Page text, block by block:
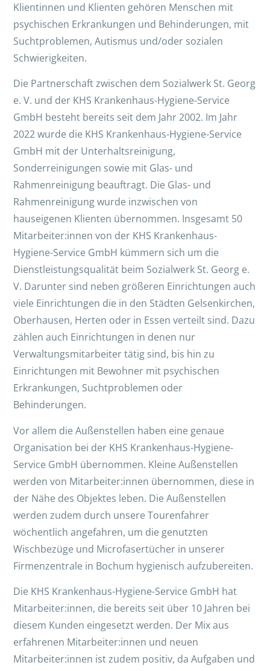
Klientinnen und Klienten gehören Menschen mit
psychischen Erkrankungen und Behinderungen, mit
Suchtproblemen, Autismus und/oder sozialen
Schwierigkeiten.
Die Partnerschaft zwischen dem Sozialwerk St. Georg
e. V. und der KHS Krankenhaus-Hygiene-Service
GmbH besteht bereits seit dem Jahr 2002. Im Jahr
2022 wurde die KHS Krankenhaus-Hygiene-Service
GmbH mit der Unterhaltsreinigung,
Sonderreinigungen sowie mit Glas- und
Rahmenreinigung beauftragt. Die Glas- und
Rahmenreinigung wurde inzwischen von
hauseigenen Klienten übernommen. Insgesamt 50
Mitarbeiter:innen von der KHS Krankenhaus-
Hygiene-Service GmbH kümmern sich um die
Dienstleistungsqualität beim Sozialwerk St. Georg e.
V. Darunter sind neben größeren Einrichtungen auch
viele Einrichtungen die in den Städten Gelsenkirchen,
Oberhausen, Herten oder in Essen verteilt sind. Dazu
zählen auch Einrichtungen in denen nur
Verwaltungsmitarbeiter tätig sind, bis hin zu
Einrichtungen mit Bewohner mit psychischen
Erkrankungen, Suchtproblemen oder
Behinderungen.
Vor allem die Außenstellen haben eine genaue
Organisation bei der KHS Krankenhaus-Hygiene-
Service GmbH übernommen. Kleine Außenstellen
werden von Mitarbeiter:innen übernommen, diese in
der Nähe des Objektes leben. Die Außenstellen
werden zudem durch unsere Tourenfahrer
wöchentlich angefahren, um die genutzten
Wischbezüge und Microfasertücher in unserer
Firmenzentrale in Bochum hygienisch aufzubereiten.
Die KHS Krankenhaus-Hygiene-Service GmbH hat
Mitarbeiter:innen, die bereits seit über 10 Jahren bei
diesem Kunden eingesetzt werden. Der Mix aus
erfahrenen Mitarbeiter:innen und neuen
Mitarbeiter:innen ist zudem positiv, da Aufgaben und